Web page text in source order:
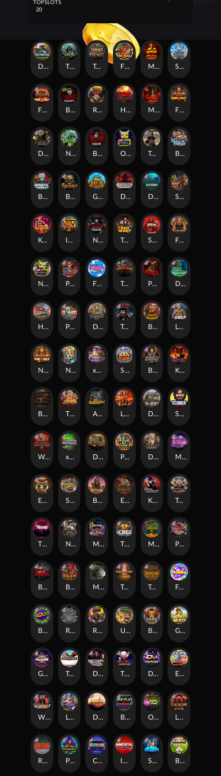
TOP
20
SLOTS
Nexus Blood & Shadow
Seamen
Kill Em All
Blood Diamond
Duck Hunters Fire in the Hole 3
Dead, Dead, or Deader
Nexus Fire In The Hole xBomb
Highway to Hell
Dead Men Walking
Tsar Wars
Brute Force
Home of the Brave
Mental 2
Tombstone Slaughter
San Quentin 2: Death Row
Blood & Shadow
Blood & Shadow 2
Mental
Munchies
Skate or Die
Stockholm Syndrome
The Crypt
Apocalypse Super xNudge
Outsourced
Punk Rocker 2
Deadwood R.I.P
Beheaded
Bangkok Hilton
Brute Force: Alien Onslaught
Nexus Outsourced
Nexus The Crypt
Nexus Tombstone RIP
Gator Hunters
Loner
Kenneth Must Die
Tombstone RIP
Fire in the Hole 2
Outsourced: Payday
Tanked
Fire In The Hole xBomb
Tombstone No Mercy
Folsom Prison
Roadkill
Das xBoot
Book Of Shadows
Rock Bottom
Road Rage
The Cage
Space Donkey
xWays Hoarder 2
Nine To Five Bounty Hunters xNudge®
El Pasa Gunfight xNudge
Land of the Free
Brick Snake 2000
Warrior Graveyard xNudge
Monkey's Gold xPays
Flight Mode
Little Bighorn
Benji Killed in Vegas
Barbarian Fury
Poison Eve
Devil's Crossroad
Tomb of Akhenaten
Dragon Tribe
Immortal Fruits
Evil Goblins xBomb
San Quentin xWays
Coins of Fortune
Gluttony
Serial
Punk Toilet
Possessed
Legion X
Fruits
Bonus Bunnies
Deadwood xNudge
Disturbed
DJ Psycho
Buffalo Hunter
Tombstone
Punk Rocker
Milky Ways
Gaelic Gold
East Coast Vs West Coast
The Creepy Carnival
Pearl Harbor
Whacked
Infectious 5 xWays
Dead Canary
Misery Mining
True Grit Redemption
xWays Hoarder xSplit
Remember Gulag
Karen Maneater
True kult
Bushido Way xNudge
D Day
The Border
Ugliest Catch
The Rave